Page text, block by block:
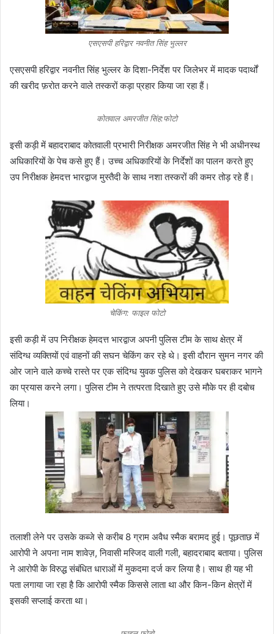
एसएसपी हरिद्वार नवनीत सिंह भुल्लर
एसएसपी हरिद्वार नवनीत सिंह भुल्लर के दिशा-निर्देश पर जिलेभर में मादक पदार्थों
की खरीद फ़रोत करने वाले तस्करों कड़ा प्रहार किया जा रहा हैं।
कोतवाल अमरजीत सिंह:फोटो
इसी कड़ी में बहादराबाद कोतवाली प्रभारी निरीक्षक अमरजीत सिंह ने भी अधीनस्थ
अधिकारियों के पेच कसे हुए हैं। उच्च अधिकारियों के निर्देशों का पालन करते हुए
उप निरीक्षक हेमदत्त भारद्वाज मुस्तैदी के साथ नशा तस्करों की कमर तोड़ रहे हैं।
चेकिंग: फाइल फोटो
इसी कड़ी में उप निरीक्षक हेमदत्त भारद्वाज अपनी पुलिस टीम के साथ क्षेत्र में
संदिग्ध व्यक्तियों एवं वाहनों की सघन चेकिंग कर रहे थे। इसी दौरान सुमन नगर की
ओर जाने वाले कच्चे रास्ते पर एक संदिग्ध युवक पुलिस को देखकर घबराकर भागने
का प्रयास करने लगा। पुलिस टीम ने तत्परता दिखाते हुए उसे मौके पर ही दबोच
लिया।
तलाशी लेने पर उसके कब्जे से करीब 8 ग्राम अवैध स्मैक बरामद हुई। पूछताछ में
आरोपी ने अपना नाम शावेज़, निवासी मस्जिद वाली गली, बहादराबाद बताया। पुलिस
ने आरोपी के विरुद्ध संबंधित धाराओं में मुकदमा दर्ज कर लिया है। साथ ही यह भी
पता लगाया जा रहा है कि आरोपी स्मैक किससे लाता था और किन-किन क्षेत्रों में
इसकी सप्लाई करता था।